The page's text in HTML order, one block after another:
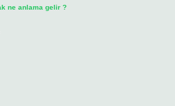
ne anlama gelir ?